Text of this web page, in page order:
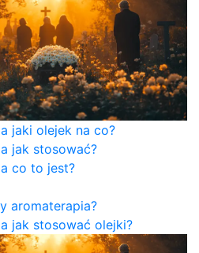
jaki olejek na co?
jak stosować?
co to jest?
aromaterapia?
jak stosować olejki?